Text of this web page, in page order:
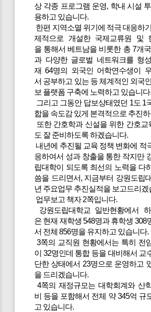
상 각종 프로그램 운영, 학내 시설
용하고 있습니다.
한편 지역소멸 위기에 적극 대응하
제적으로 개설한 국제교류원 및
을 통해서 베트남을 비롯한 총 7개
과 다양한 글로벌 네트워크를 형
재 64명의 외국인 어학연수생이
서 공부하고 있는 등 체계적인 외국
보 플랫폼 구축에 노력하고 있습니다.
그리고 그동안 답보상태였던 1도 1
합을 속도감 있게 본격적으로 추진
또한 간호학과 신설을 위한 간호교
도 잘 준비하도록 하겠습니다.
내년에 추진될 교육 정책 변화에 적
응하여서 성과 창출을 통한 작지만
립대학이 되도록 최선의 노력을 다
씀을 드리면서, 지금부터 강원도립
년 주요업무 추진실적을 보고드리겠
업무보고 책자 2쪽입니다.
강원도립대학교 일반현황에서
은 현재 재학생 548명과 휴학생 308
서 전체 856명을 유지하고 있습니다.
3쪽의 교직원 현황에서는 특히 전
이 32명인데 통합 등을 대비해서 교
단한 상태에서 23명으로 운영하고
을 드리겠습니다.
4쪽의 재정규모는 대학회계와 산
비 등을 포함해서 전체 약 345억 규
고 있습니다.